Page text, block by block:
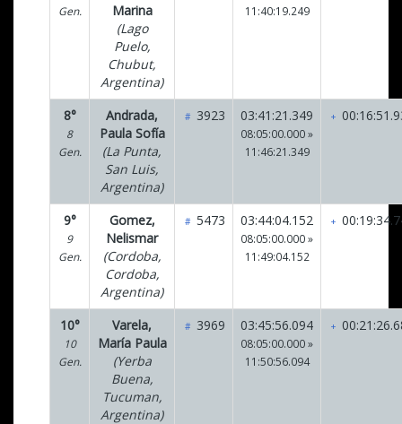
Gen.
Marina
(Lago
Puelo,
Chubut,
Argentina)
11:40:19.249
8°
8
Gen.
Andrada,
Paula Sofía
(La Punta,
San Luis,
Argentina)
# 3923 03:41:21.349
08:05:00.000 »
11:46:21.349
+
9°
9
Gen.
Gomez,
Nelismar
(Cordoba,
Cordoba,
Argentina)
# 5473 03:44:04.152
08:05:00.000 »
11:49:04.152
+
10°
10
Gen.
Varela,
María Paula
(Yerba
Buena,
Tucuman,
Argentina)
# 3969 03:45:56.094
08:05:00.000 »
11:50:56.094
+